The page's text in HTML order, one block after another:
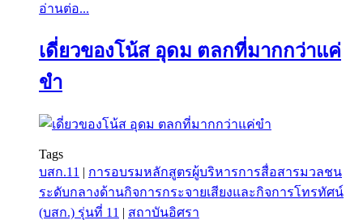
อ่านต่อ...
เดี่ยวของโน้ส อุดม ตลกที่มากกว่าแค่
ขำ
Tags
บสก.11 | การอบรมหลักสูตรผู้บริหารการสื่อสารมวลชน
ระดับกลางด้านกิจการกระจายเสียงและกิจการโทรทัศน์
(บสก.) รุ่นที่ 11 | สถาบันอิศรา